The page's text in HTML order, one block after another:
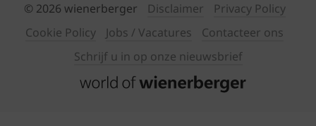
© 2026 wienerberger Disclaimer
Privacy Policy
Cookie Policy
Jobs / Vacatures
Contacteer ons
Schrijf u in op onze nieuwsbrief